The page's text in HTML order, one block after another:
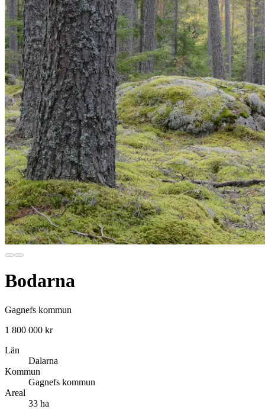
Bodarna
Gagnefs kommun
1 800 000 kr
Län
Dalarna
Kommun
Gagnefs kommun
Areal
33 ha